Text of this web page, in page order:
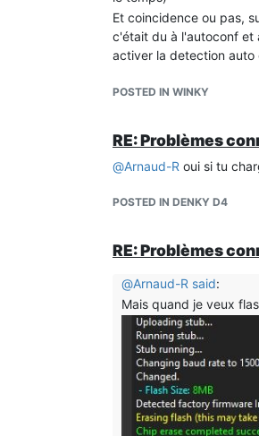
Et coincidence ou pas,
c'était du à l'autoconf et
activer la detection auto
sur Denky D4 ni Sur le
POSTED IN WINKY
RE: Problèmes
@Arnaud-R oui si tu
POSTED IN DENKY D4
RE: Problèmes
@Arnaud-R said:
Mais quand je veux